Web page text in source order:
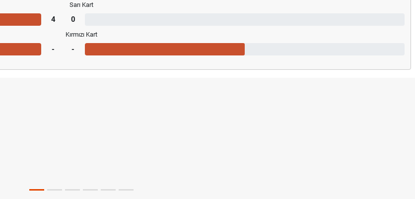
Sarı Kart
4 0
Kırmızı Kart
- -